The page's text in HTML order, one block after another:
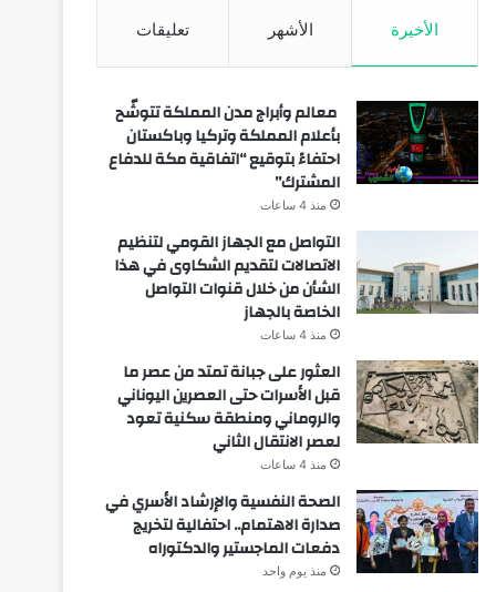
الأخيرة الأشهر تعليقات
معالم وأبراج مدن المملكة تتوشّح
بأعلام المملكة وتركيا وباكستان
احتفاءً بتوقيع “اتفاقية مكة للدفاع
المشترك”
منذ 4 ساعات
التواصل مع الجهاز القومي لتنظيم
الاتصالات لتقديم الشكاوى في هذا
الشأن من خلال قنوات التواصل
الخاصة بالجهاز
منذ 4 ساعات
العثور على جبانة تمتد من عصر ما
قبل الأسرات حتى العصرين اليوناني
والروماني ومنطقة سكنية تعود
لعصر الانتقال الثاني
منذ 4 ساعات
الصحة النفسية والإرشاد الأسري في
صدارة الاهتمام.. احتفالية لتخريج
دفعات الماجستير والدكتوراه
منذ يوم واحد